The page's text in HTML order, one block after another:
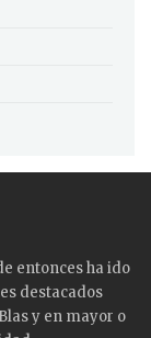
entonces ha ido
destacados
y en mayor o